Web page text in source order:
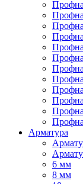
Арматура
6 мм
8 мм